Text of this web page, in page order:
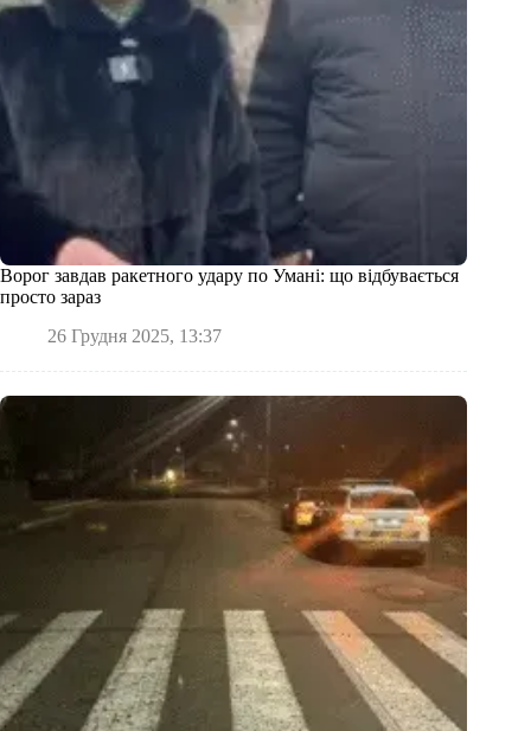
Ворог завдав ракетного удару по Умані: що відбувається
просто зараз
26 Грудня 2025, 13:37